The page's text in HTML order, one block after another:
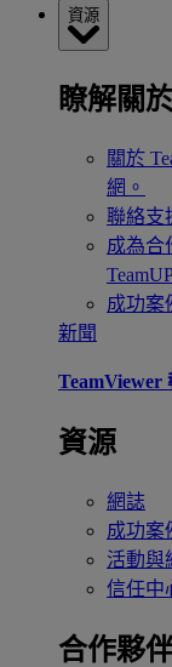
資源
瞭解關
關於
網。
聯絡支
成為合
成功案
新聞
TeamViewer
資源
網誌
成功案
活動與
信任中
合作夥